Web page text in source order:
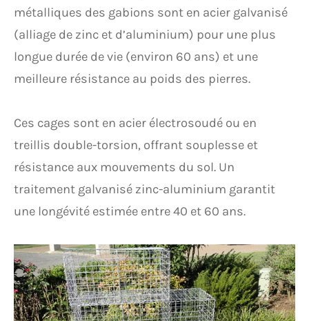
métalliques des gabions sont en acier galvanisé
(alliage de zinc et d’aluminium) pour une plus
longue durée de vie (environ 60 ans) et une
meilleure résistance au poids des pierres.
Ces cages sont en acier électrosoudé ou en
treillis double-torsion, offrant souplesse et
résistance aux mouvements du sol. Un
traitement galvanisé zinc-aluminium garantit
une longévité estimée entre 40 et 60 ans.